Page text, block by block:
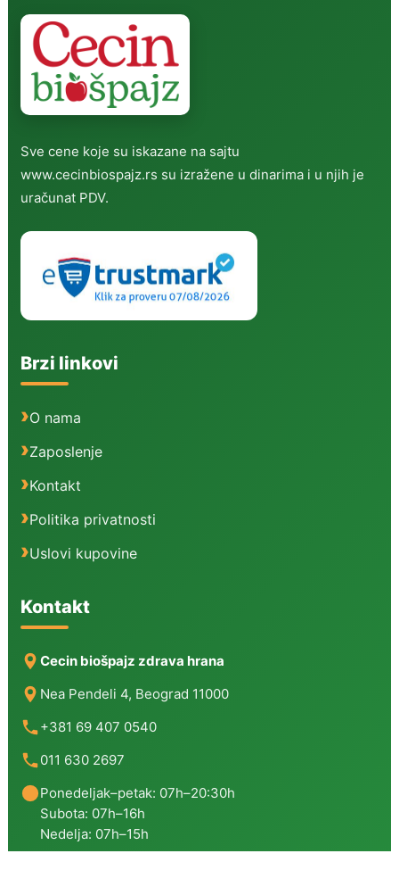
Sve cene koje su iskazane na sajtu
www.cecinbiospajz.rs su izražene u dinarima i u njih je
uračunat PDV.
Brzi linkovi
O nama
Zaposlenje
Kontakt
Politika privatnosti
Uslovi kupovine
Kontakt
Cecin biošpajz zdrava hrana
Nea Pendeli 4, Beograd 11000
+381 69 407 0540
011 630 2697
Ponedeljak–petak: 07h–20:30h
Subota: 07h–16h
Nedelja: 07h–15h